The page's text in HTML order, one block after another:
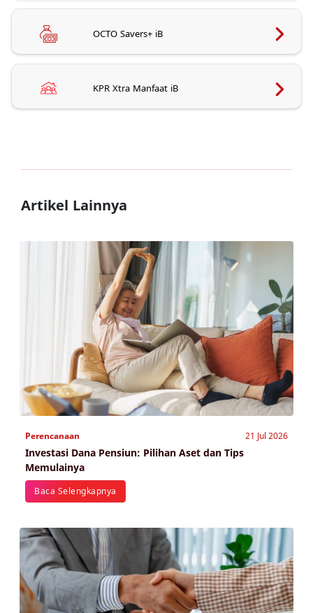
OCTO Savers+ iB
KPR Xtra Manfaat iB
Artikel Lainnya
Perencanaan 21 Jul 2026
Investasi Dana Pensiun: Pilihan Aset dan Tips
Memulainya
Baca Selengkapnya